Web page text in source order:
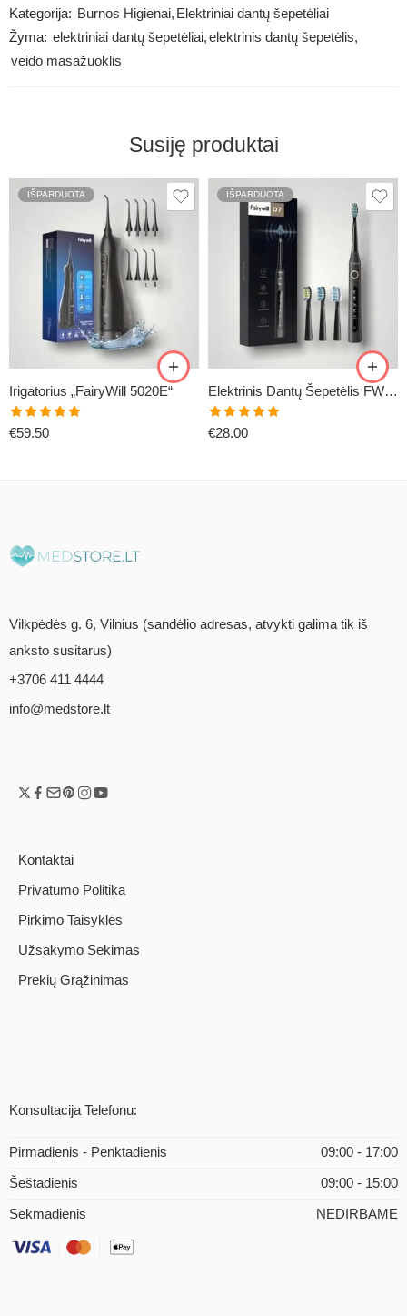
Kategorija: Burnos Higienai, Elektriniai dantų šepetėliai
Žyma: elektriniai dantų šepetėliai,elektrinis dantų šepetėlis,
veido masažuoklis
Susiję produktai
IŠPARDUOTA
Irigatorius „FairyWill 5020E“
Įvertinimas:
5.00iš 5
€59.50
IŠPARDUOTA
Elektrinis Dantų Šepetėlis FW-507
Įvertinimas:
5.00iš 5
€28.00
Vilkpėdės g. 6, Vilnius (sandėlio adresas, atvykti galima tik iš
anksto susitarus)
+3706 411 4444
info@medstore.lt
Kontaktai
Privatumo Politika
Pirkimo Taisyklės
Užsakymo Sekimas
Prekių Grąžinimas
Konsultacija Telefonu:
Pirmadienis - Penktadienis 09:00 - 17:00
Šeštadienis 09:00 - 15:00
Sekmadienis NEDIRBAME